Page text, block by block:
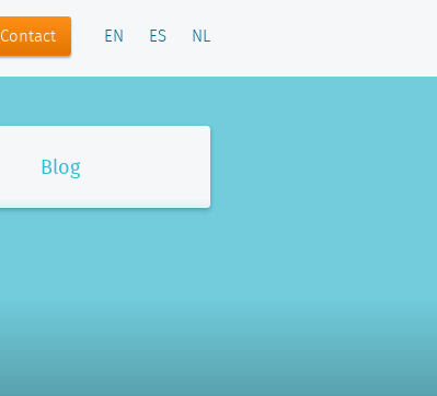
Contact EN ES NL
Blog